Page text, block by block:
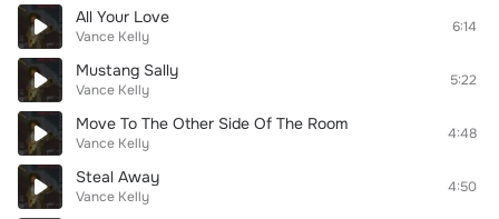
All Your Love
Vance Kelly
6:14
Mustang Sally
Vance Kelly
5:22
Move To The Other Side Of The Room
Vance Kelly
4:48
Steal Away
Vance Kelly
4:50